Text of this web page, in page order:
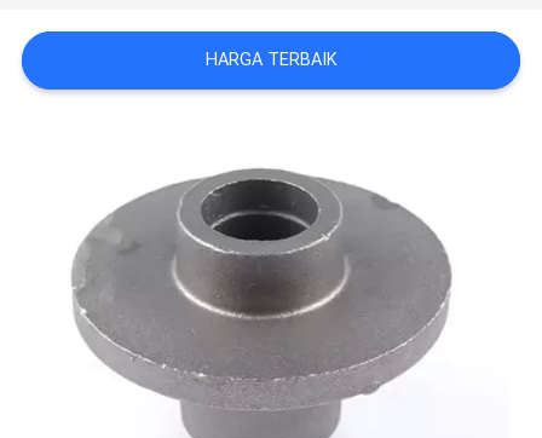
MINTA
KUTIPAN
KEBIJAKAN
PRIVASI
HARGA TERBAIK